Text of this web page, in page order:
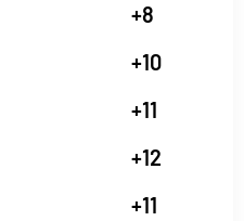
+8
+10
+11
+12
+11